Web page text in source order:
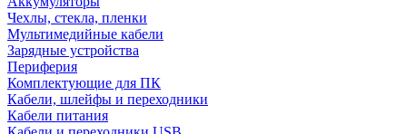
Чехлы, стекла, пленки
Мультимедийные кабели
Зарядные устройства
Периферия
Комплектующие для ПК
Кабели, шлейфы и переходники
Кабели питания